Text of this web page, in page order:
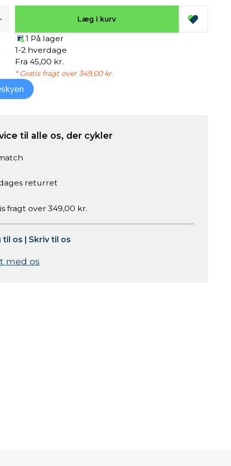
Læg i kurv
1 På lager
1-2 hverdage
Fra 45,00 kr.
* Gratis fragt over 349,00 kr.
til alle os, der cykler
returret
fragt over 349,00 kr.
til os | Skriv til os
med os